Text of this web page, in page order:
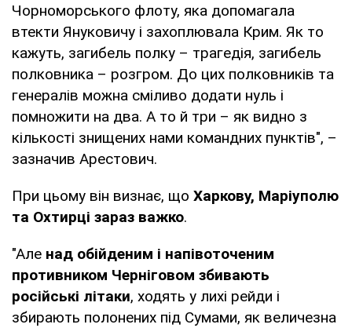
Чорноморського флоту, яка допомагала
втекти Януковичу і захоплювала Крим. Як то
кажуть, загибель полку – трагедія, загибель
полковника – розгром. До цих полковників та
генералів можна сміливо додати нуль і
помножити на два. А то й три – як видно з
кількості знищених нами командних пунктів", –
зазначив Арестович.
При цьому він визнає, що Харкову, Маріуполю
та Охтирці зараз важко.
"Але над обійденим і напівоточеним
противником Черніговом збивають
російські літаки, ходять у лихі рейди і
збирають полонених під Сумами, як величезна